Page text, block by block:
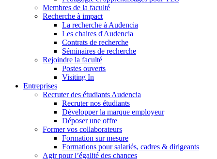
Membres de la faculté
Recherche à impact
La recherche à Audencia
Les chaires d'Audencia
Contrats de recherche
Séminaires de recherche
Rejoindre la faculté
Postes ouverts
Visiting In
Entreprises
Recruter des étudiants Audencia
Recruter nos étudiants
Développer la marque employeur
Déposer une offre
Former vos collaborateurs
Formation sur mesure
Formations pour salariés, cadres & dirigeants
Agir pour l’égalité des chances